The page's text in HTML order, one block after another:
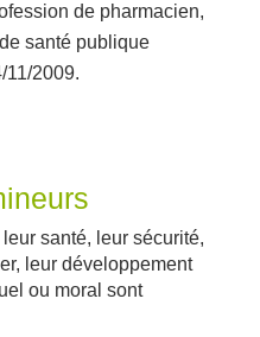
de pharmacien,
santé publique
11/2009.
santé, leur sécurité,
leur développement
ou moral sont